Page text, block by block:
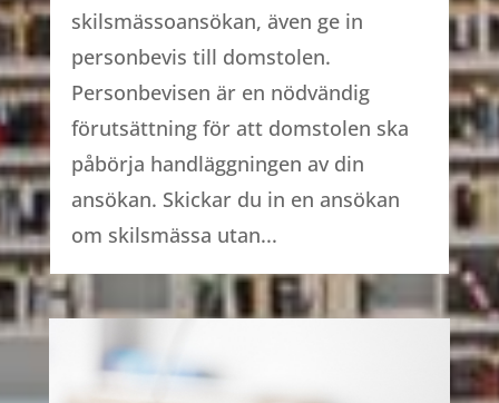
skilsmässoansökan, även ge in
personbevis till domstolen.
Personbevisen är en nödvändig
förutsättning för att domstolen ska
påbörja handläggningen av din
ansökan. Skickar du in en ansökan
om skilsmässa utan...